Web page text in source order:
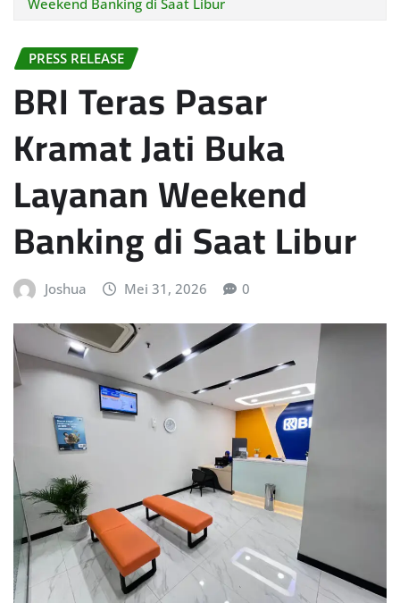
Weekend Banking di Saat Libur
PRESS RELEASE
BRI Teras Pasar
Kramat Jati Buka
Layanan Weekend
Banking di Saat Libur
Joshua Mei 31, 2026 0